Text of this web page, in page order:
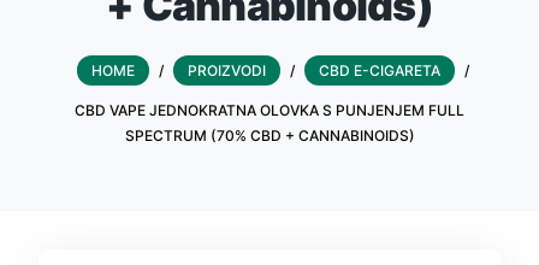
HOME / PROIZVODI / CBD E-CIGARETA /
CBD VAPE JEDNOKRATNA OLOVKA S PUNJENJEM FULL
SPECTRUM (70% CBD + CANNABINOIDS)